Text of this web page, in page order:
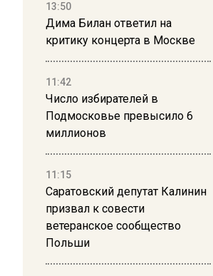
13:50
Дима Билан ответил на
критику концерта в Москве
11:42
Число избирателей в
Подмосковье превысило 6
миллионов
11:15
Саратовский депутат Калинин
призвал к совести
ветеранское сообщество
Польши